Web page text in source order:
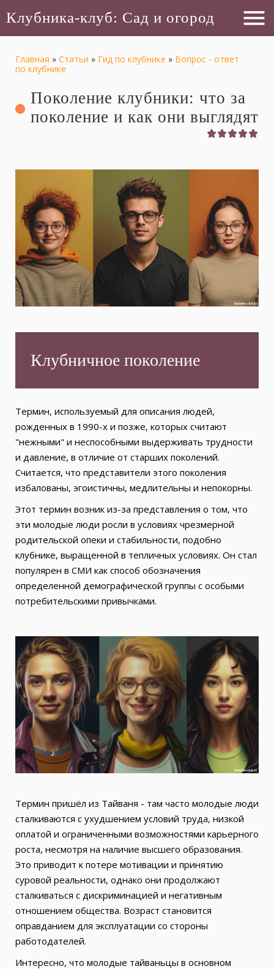
Клубника-клуб: Сад и огород menu
Главная » Статьи » Гид по клубнике » Вопрос - ответ
по клубнике
Поколение клубники: что за
поколение и как они выглядят
Клубничное поколение
Термин, используемый для описания людей,
рожденных в 1990-х и позже, которых считают
"нежными" и неспособными выдерживать трудности
и давление, в отличие от старших поколений.
Считается, что представители этого поколения
избалованы, эгоистичны, медлительны и непокорны.
Этот термин возник из-за представления о том, что
эти молодые люди росли в условиях чрезмерной
родительской опеки и стабильности, подобно
клубнике, выращенной в тепличных условиях. Он стал
популярен в СМИ как способ обозначения
определенной демографической группы с особыми
потребительскими привычками.
Термин пришёл из Тайваня - там часто молодые люди
сталкиваются с ухудшением условий труда, низкой
оплатой и ограниченными возможностями карьерного
роста, несмотря на наличие высшего образования.
Это приводит к потере мотивации и принятию
суровой реальности, однако они продолжают
сталкиваться с дискриминацией и негативным
отношением общества. Возраст становится
оправданием для эксплуатации со стороны
работодателей.
Интересно, что молодые тайваньцы в основном